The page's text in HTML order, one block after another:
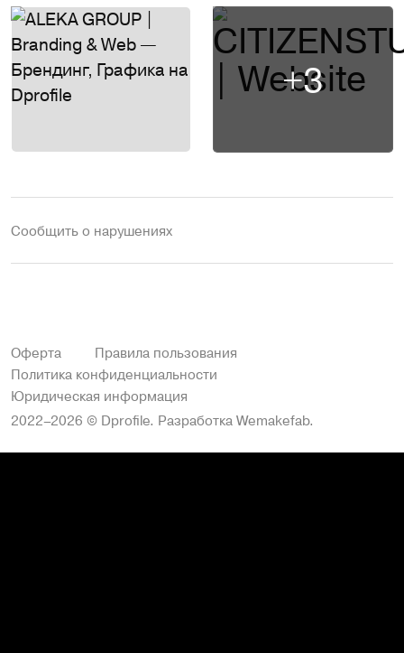
+3
Сообщить о нарушениях
2022–2026 © Dprofile. РазработкаWemakefab.
Оферта
Правила пользования
Политика конфиденциальности
Юридическая информация